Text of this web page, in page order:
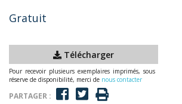
Gratuit
Télécharger
Pour recevoir plusieurs exemplaires imprimés, sous
réserve de disponibilité, merci de nous contacter
PARTAGER :